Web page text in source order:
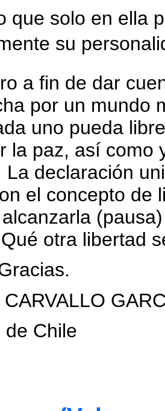
que solo en ella
su
a fin de dar
por un mundo
uno pueda
la paz, así como
La declaración
el concepto de
otra libertad
CARVALLO
de Chile